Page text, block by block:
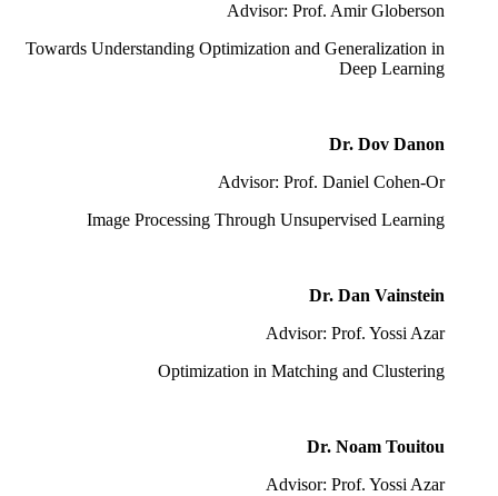
Advisor: Prof. Amir Globerson
Towards Understanding Optimization and Generalization in
Deep Learning
Dr. Dov Danon
Advisor: Prof. Daniel Cohen-Or
Image Processing Through Unsupervised Learning
Dr. Dan Vainstein
Advisor: Prof. Yossi Azar
Optimization in Matching and Clustering
Dr. Noam Touitou
Advisor: Prof. Yossi Azar